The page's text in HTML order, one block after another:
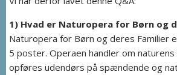
1) Hvad er Naturopera for Børn og
Naturopera for Børn og deres Familier
5 poster. Operaen handler om
opføres udendørs på spændende og